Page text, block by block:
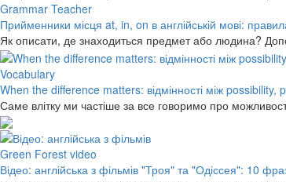
Grammar Teacher
Прийменники місця at, in, on в англійській мові:
Як описати, де знаходиться предмет або людина?
Vocabulary
When the difference matters: відмінності між
Саме влітку ми частіше за все говоримо про
Green Forest video
Відео: англійська з фільмів "Троя" та "Одіссея": 10